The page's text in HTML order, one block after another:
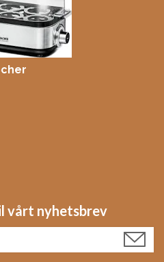
vårt nyhetsbrev